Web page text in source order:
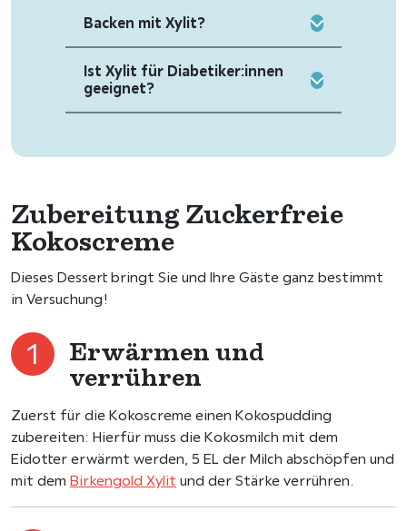
Backen mit Xylit?
Ist Xylit für Diabetiker:innen
geeignet?
Zubereitung Zuckerfreie
Kokoscreme
Dieses Dessert bringt Sie und Ihre Gäste ganz bestimmt
in Versuchung!
Erwärmen und
verrühren
Zuerst für die Kokoscreme einen Kokospudding
zubereiten: Hierfür muss die Kokosmilch mit dem
Eidotter erwärmt werden, 5 EL der Milch abschöpfen und
mit dem Birkengold Xylit und der Stärke verrühren.